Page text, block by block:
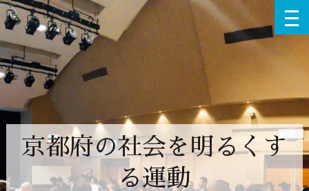
京都府の社会を明るくす
る運動